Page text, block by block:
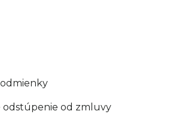
odstúpenie od zmluvy